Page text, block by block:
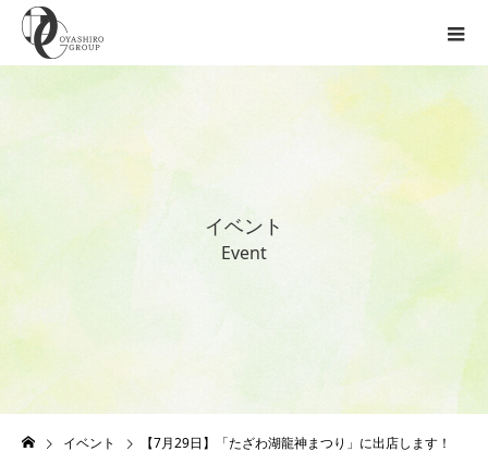
イベン ト
Event
イベント 【7月29日】「たざわ湖龍神まつり」に出店します！